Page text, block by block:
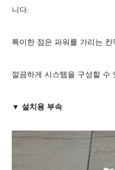
니다.
특이한 점은 파워를 가리는 칸
깔끔하게 시스템을 구성할 수
▼ 설치용 부속